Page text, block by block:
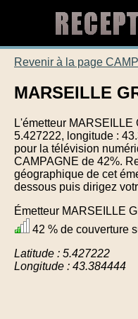
Revenir à la page
MARSEILLE
L'émetteur
5.427222, longitude :
pour la télévision
CAMPAGNE de 42%.
géographique de cet
dessous puis dirigez
Émetteur MARSEILLE
42 % de couverture
Latitude : 5.427222
Longitude : 43.384444